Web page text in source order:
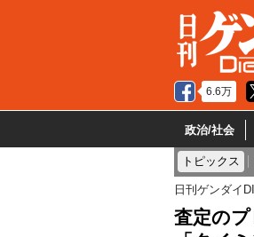
6.6万
政治/社会
トピックス
日刊ゲンダイ
査定の